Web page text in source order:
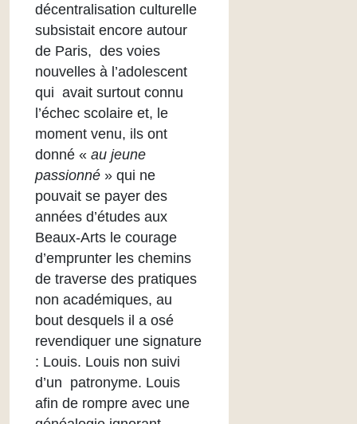
décentralisation culturelle
subsistait encore autour
de Paris, des voies
nouvelles à l’adolescent
qui avait surtout connu
l’échec scolaire et, le
moment venu, ils ont
donné « au jeune
passionné » qui ne
pouvait se payer des
années d’études aux
Beaux-Arts le courage
d’emprunter les chemins
de traverse des pratiques
non académiques, au
bout desquels il a osé
revendiquer une signature
: Louis. Louis non suivi
d’un patronyme. Louis
afin de rompre avec une